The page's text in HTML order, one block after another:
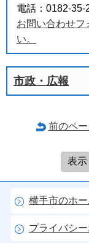
電話：0182-
お問い合わせフ
い。
市政・広報
前のペ
表示
横手市のホ
プライバシ